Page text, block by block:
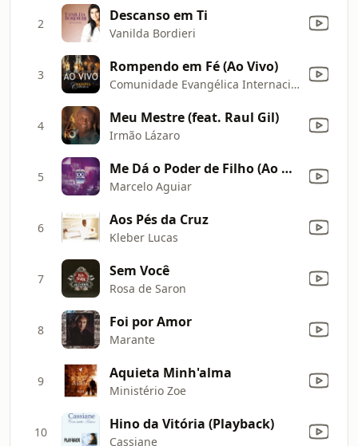
2 Descanso em Ti
Vanilda Bordieri
3 Rompendo em Fé (Ao Vivo)
Comunidade Evangélica Internacional da Zona Sul
4 Meu Mestre (feat. Raul Gil)
Irmão Lázaro
5 Me Dá o Poder de Filho (Ao Vivo)
Marcelo Aguiar
6 Aos Pés da Cruz
Kleber Lucas
7 Sem Você
Rosa de Saron
8 Foi por Amor
Marante
9 Aquieta Minh'alma
Ministério Zoe
10 Hino da Vitória (Playback)
Cassiane